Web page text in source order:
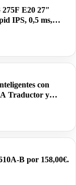
E20 27″
IPS, 0,5 ms,
con
Traductor y
B por 158,00€.